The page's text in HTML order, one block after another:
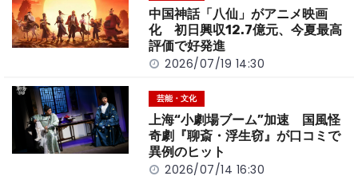
中国神話「八仙」がアニメ映画
化 初日興収12.7億元、今夏最高
評価で好発進
2026/07/19 14:30
芸能・文化
上海“小劇場ブーム”加速 国風怪
奇劇『聊斎・浮生窃』が口コミで
異例のヒット
2026/07/14 16:30